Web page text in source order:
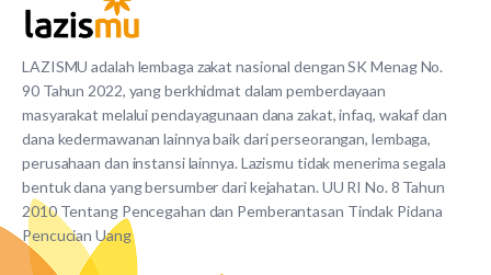
LAZISMU adalah lembaga zakat nasional dengan SK Menag No.
90 Tahun 2022, yang berkhidmat dalam pemberdayaan
masyarakat melalui pendayagunaan dana zakat, infaq, wakaf dan
dana kedermawanan lainnya baik dari perseorangan, lembaga,
perusahaan dan instansi lainnya. Lazismu tidak menerima segala
bentuk dana yang bersumber dari kejahatan. UU RI No. 8 Tahun
2010 Tentang Pencegahan dan Pemberantasan Tindak Pidana
Pencucian Uang